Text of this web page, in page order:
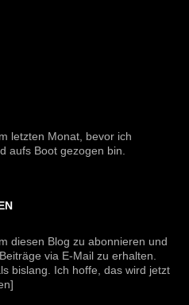
letzten Monat, bevor ich
aufs Boot gezogen bin.
diesen Blog zu abonnieren und
via E-Mail zu erhalten.
bislang. Ich hoffe, das wird jetzt